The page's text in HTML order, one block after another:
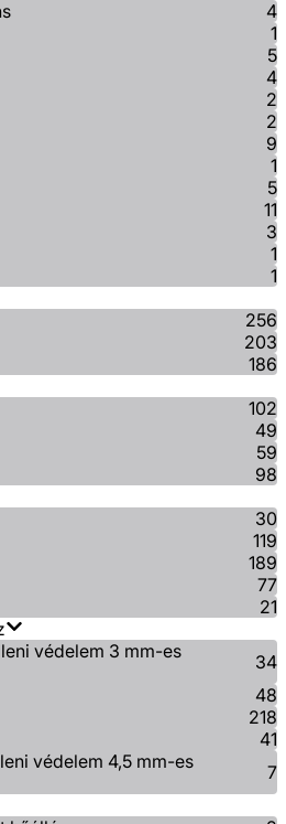
4
1
5
4
2
2
9
1
5
11
3
1
1
256
203
186
102
49
59
98
30
119
189
77
21
védelem 3 mm-es
34
48
218
41
védelem 4,5 mm-es
7